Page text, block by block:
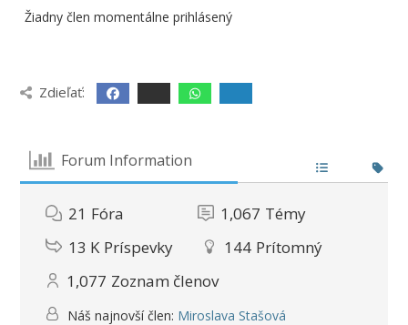
Žiadny člen momentálne prihlásený
Zdieľať:
Forum Information
21 Fóra 1,067 Témy
13 K Príspevky 144 Prítomný
1,077 Zoznam členov
Náš najnovší člen: Miroslava Stašová